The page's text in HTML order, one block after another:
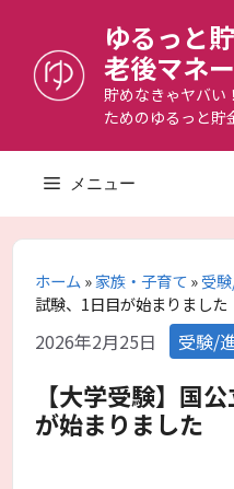
へ
ゆるっと
老後マネー
貯めなきゃヤバい
ためのゆるっと貯
メニュー
ホーム»家族・子育て»受
試験、1日目が始まりました
2026年2月25日 カ
テ
ゴ
リ
ー
受験/
【大学受験】国
が始まりました